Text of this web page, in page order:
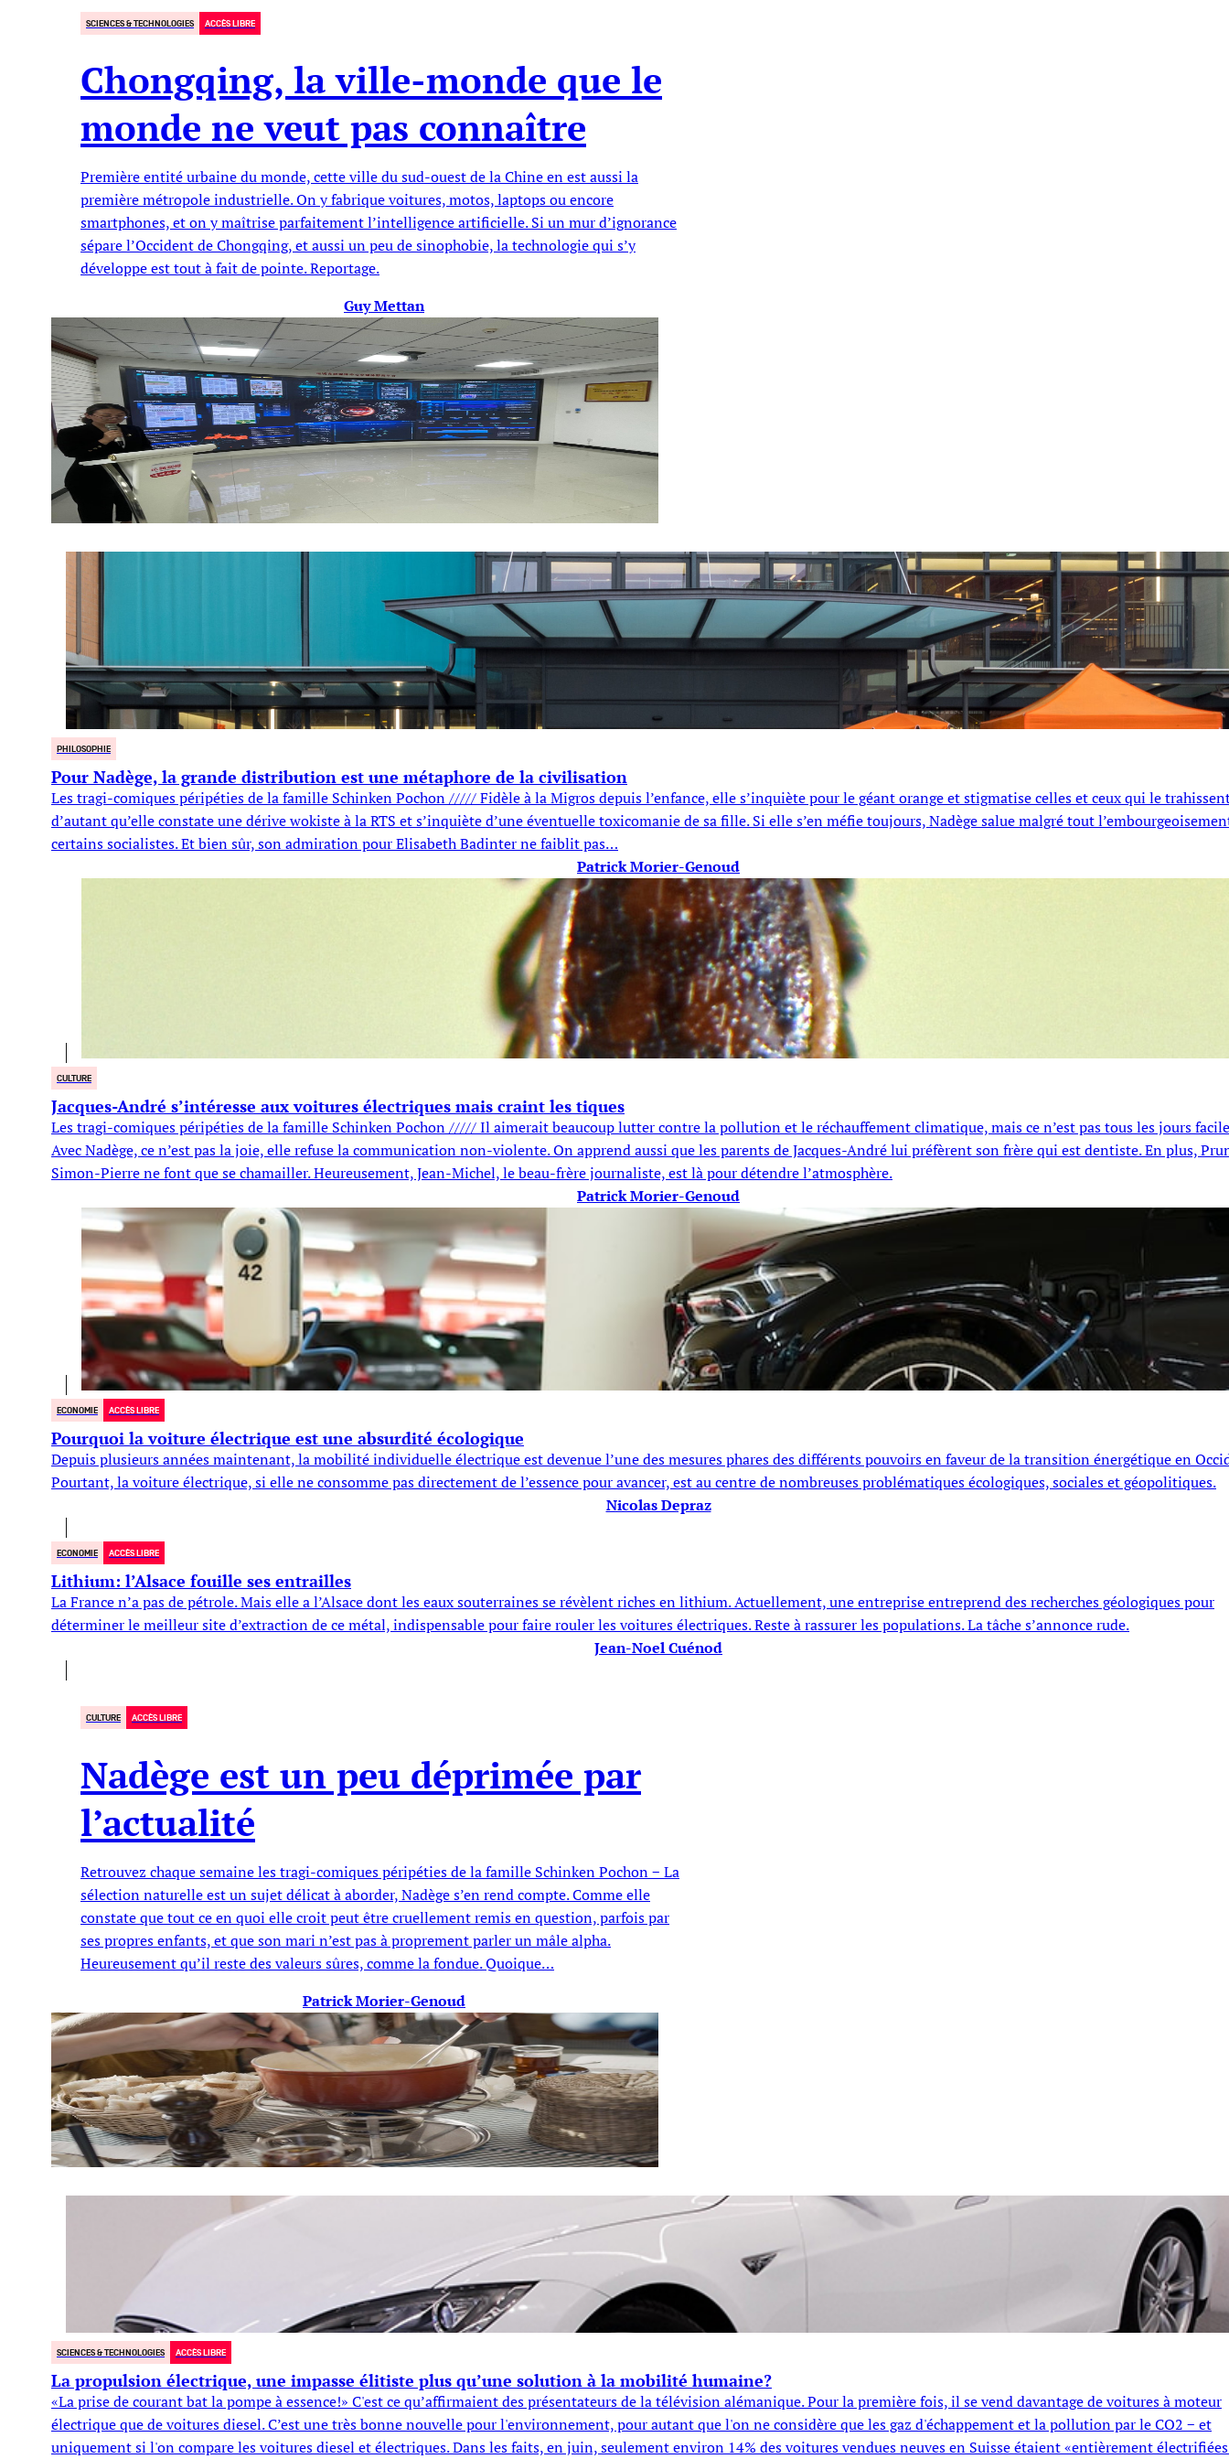
SCIENCES & TECHNOLOGIES ACCÈS LIBRE
Chongqing, la ville-monde que le
monde ne veut pas connaître
Première entité urbaine du monde, cette ville du sud-ouest de la Chine en est aussi la
première métropole industrielle. On y fabrique voitures, motos, laptops ou encore
smartphones, et on y maîtrise parfaitement l’intelligence artificielle. Si un mur d’ignorance
sépare l’Occident de Chongqing, et aussi un peu de sinophobie, la technologie qui s’y
développe est tout à fait de pointe. Reportage.
Guy Mettan
PHILOSOPHIE
Pour Nadège, la grande distribution est une métaphore de la civilisation
Les tragi-comiques péripéties de la famille Schinken Pochon ///// Fidèle à la Migros depuis l’enfance, elle s’inquiète pour le géant orange et stigmatise celles et ceux qui le
d’autant qu’elle constate une dérive wokiste à la RTS et s’inquiète d’une éventuelle toxicomanie de sa fille. Si elle s’en méfie toujours, Nadège salue malgré tout
certains socialistes. Et bien sûr, son admiration pour Elisabeth Badinter ne faiblit pas…
Patrick Morier-Genoud
CULTURE
Jacques-André s’intéresse aux voitures électriques mais craint les tiques
Les tragi-comiques péripéties de la famille Schinken Pochon ///// Il aimerait beaucoup lutter contre la pollution et le réchauffement climatique, mais ce n’est pas tous les jours
Avec Nadège, ce n’est pas la joie, elle refuse la communication non-violente. On apprend aussi que les parents de Jacques-André lui préfèrent son frère qui est dentiste. En plus,
Simon-Pierre ne font que se chamailler. Heureusement, Jean-Michel, le beau-frère journaliste, est là pour détendre l’atmosphère.
Patrick Morier-Genoud
ECONOMIE ACCÈS LIBRE
Pourquoi la voiture électrique est une absurdité écologique
Depuis plusieurs années maintenant, la mobilité individuelle électrique est devenue l’une des mesures phares des différents pouvoirs en faveur de la transition énergétique en
Pourtant, la voiture électrique, si elle ne consomme pas directement de l’essence pour avancer, est au centre de nombreuses problématiques écologiques, sociales et géopolitiques.
Nicolas Depraz
ECONOMIE ACCÈS LIBRE
Lithium: l’Alsace fouille ses entrailles
La France n’a pas de pétrole. Mais elle a l’Alsace dont les eaux souterraines se révèlent riches en lithium. Actuellement, une entreprise entreprend des recherches géologiques pour
déterminer le meilleur site d’extraction de ce métal, indispensable pour faire rouler les voitures électriques. Reste à rassurer les populations. La tâche s’annonce rude.
Jean-Noel Cuénod
CULTURE ACCÈS LIBRE
Nadège est un peu déprimée par
l’actualité
Retrouvez chaque semaine les tragi-comiques péripéties de la famille Schinken Pochon − La
sélection naturelle est un sujet délicat à aborder, Nadège s’en rend compte. Comme elle
constate que tout ce en quoi elle croit peut être cruellement remis en question, parfois par
ses propres enfants, et que son mari n’est pas à proprement parler un mâle alpha.
Heureusement qu’il reste des valeurs sûres, comme la fondue. Quoique…
Patrick Morier-Genoud
SCIENCES & TECHNOLOGIES ACCÈS LIBRE
La propulsion électrique, une impasse élitiste plus qu’une solution à la mobilité humaine?
«La prise de courant bat la pompe à essence!» C'est ce qu’affirmaient des présentateurs de la télévision alémanique. Pour la première fois, il se vend davantage de voitures à moteur
électrique que de voitures diesel. C’est une très bonne nouvelle pour l'environnement, pour autant que l'on ne considère que les gaz d'échappement et la pollution par le CO2 − et
uniquement si l'on compare les voitures diesel et électriques. Dans les faits, en juin, seulement environ 14% des voitures vendues neuves en Suisse étaient «entièrement